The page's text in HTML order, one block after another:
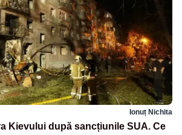
Ionuț Nichita
Kievului după sancțiunile SUA. Ce